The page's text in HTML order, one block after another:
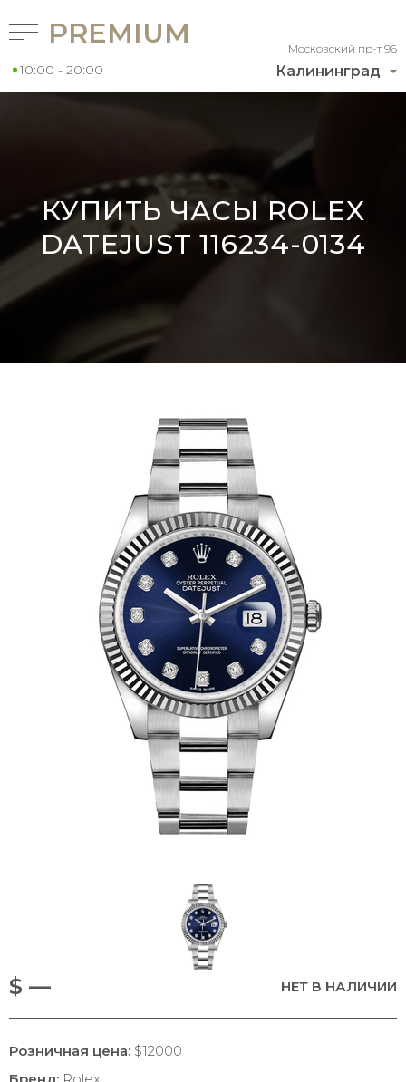
Калининград
Московский пр-т 96
PREMIUM
10:00 - 20:00
КУПИТЬ ЧАСЫ ROLEX
DATEJUST 116234-0134
$ — НЕТ В НАЛИЧИИ
Розничная цена: $12000